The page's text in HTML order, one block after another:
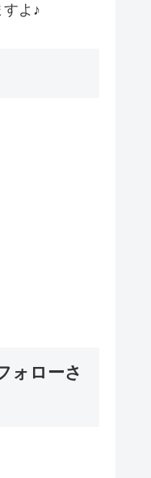
よ♪
ォローさ